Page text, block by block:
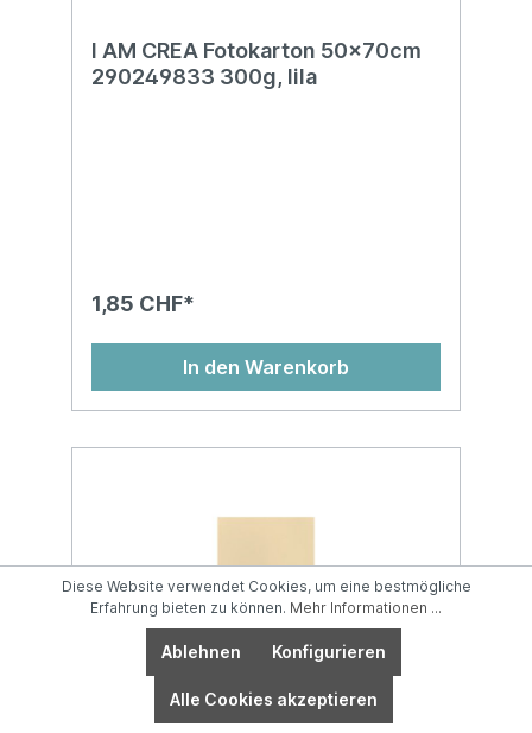
I AM CREA Fotokarton 50x70cm
290249833 300g, lila
1,85 CHF*
In den Warenkorb
Diese Website verwendet Cookies, um eine bestmögliche
Erfahrung bieten zu können. Mehr Informationen ...
Ablehnen Konfigurieren
Alle Cookies akzeptieren